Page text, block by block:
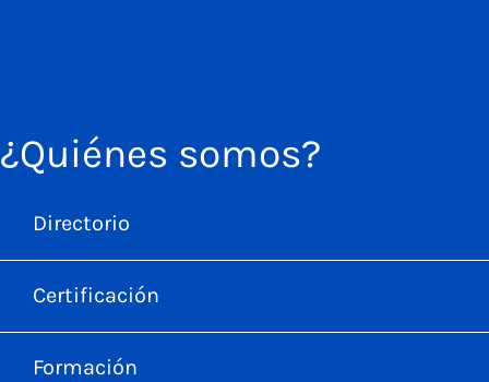
¿Quiénes somos?
Directorio
Certificación
Formación